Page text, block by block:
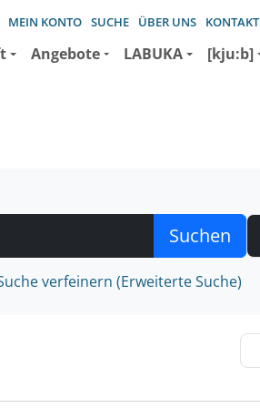
MEIN KONTO SUCHE ÜBER UNS KONTAKT
Angebote LABUKA [kju:b]
verfeinern (Erweiterte Suche)